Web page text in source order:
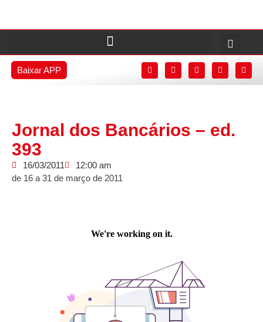
Baixar APP
Jornal dos Bancários – ed.
393
16/03/2011
12:00 am
de 16 a 31 de março de 2011